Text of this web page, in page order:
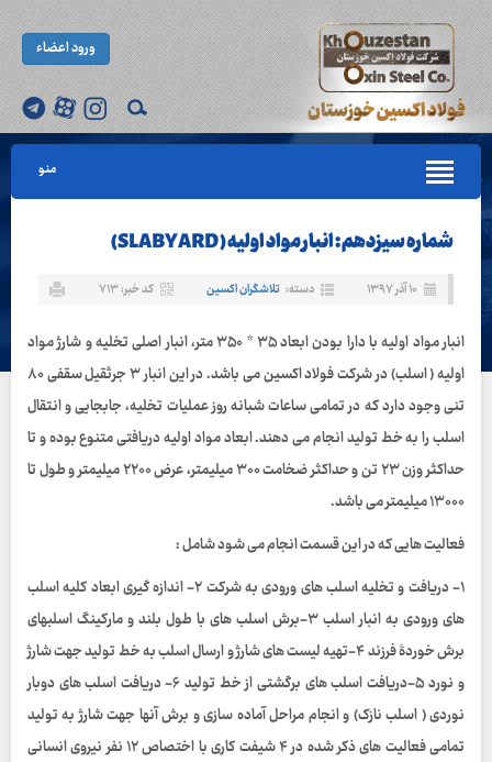
ورود اعضاء
منو
شماره سیزدهم : انبار مواد اولیه ( SLABYARD)
۱۰ آذر ۱۳۹۷ دسته: تلاشگران اکسین کد خبر: ۷۱۳
انبار مواد اولیه با دارا بودن ابعاد ۳۵ * ۳۵۰ متر، انبار اصلی تخلیه و شارژ مواد
اولیه ( اسلب) در شرکت فولاد اکسین می باشد. در این انبار ۳ جرثقیل سقفی ۸۰
تنی وجود دارد که در تمامی ساعات شبانه روز عملیات تخلیه، جابجایی و انتقال
اسلب را به خط تولید انجام می دهند. ابعاد مواد اولیه دریافتی متنوع بوده و تا
حداکثر وزن ۲۳ تن و حداکثر ضخامت ۳۰۰ میلیمتر، عرض ۲۲۰۰ میلیمتر و طول تا
۱۳۰۰۰ میلیمتر می باشد.
فعالیت هایی که در این قسمت انجام می شود شامل :
۱- دریافت و تخلیه اسلب های ورودی به شرکت ۲- اندازه گیری ابعاد کلیه اسلب
های ورودی به انبار اسلب ۳-برش اسلب های با طول بلند و مارکینگ اسلبهای
برش خوردۀ فرزند ۴-تهیه لیست های شارژ و ارسال اسلب به خط تولید جهت شارژ
و نورد ۵-دریافت اسلب های برگشتی از خط تولید ۶- دریافت اسلب های دوبار
نوردی ( اسلب نازک) و انجام مراحل آماده سازی و برش آنها جهت شارژ به تولید
تمامی فعالیت های ذکر شده در ۴ شیفت کاری با اختصاص ۱۲ نفر نیروی انسانی